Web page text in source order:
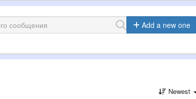
Add a new one
Newest